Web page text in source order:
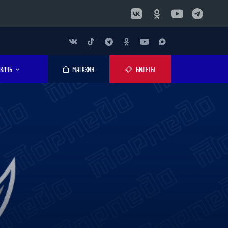
КЛУБ МАГАЗИН БИЛЕТЫ